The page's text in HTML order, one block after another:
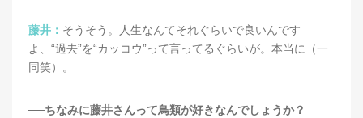
藤井： そうそう。人生なんてそれぐらいで良いんです
よ、“過去”を“カッコウ”って言ってるぐらいが。本当に（一
同笑）。
──ちなみに藤井さんって鳥類が好きなんでしょうか？